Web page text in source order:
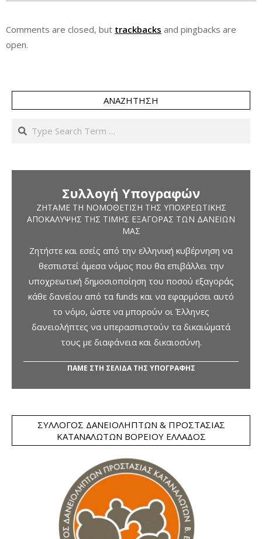
Comments are closed, but trackbacks and pingbacks are
open.
ΑΝΑΖΉΤΗΣΗ
Search
Συλλογή Υπογραφών
ΖΗΤΆΜΕ ΤΗ ΝΟΜΟΘΈΤΙΣΗ ΤΗΣ ΥΠΟΧΡΕΩΤΙΚΉΣ
ΑΠΟΚΆΛΥΨΗΣ ΤΗΣ ΤΙΜΉΣ ΕΞΑΓΟΡΆΣ ΤΩΝ ΔΑΝΕΊΩΝ
ΜΑΣ
Ζητήστε και εσείς από την ελληνική κυβέρνηση να
θεσπιστεί άμεσα νόμος που θα επιβάλλει την
υποχρεωτική δημοσιοποίηση του ποσού εξαγοράς
κάθε δανείου από τα funds και να εφαρμόσει αυτό
το νόμο, ώστε να μπορούν οι Έλληνες
δανειολήπτες να υπερασπιστούν τα δικαιώματά
τους με διαφάνεια και δικαιοσύνη.
ΠΑΜΕ ΣΤΗ ΣΕΛΙΔΑ ΤΗΣ ΥΠΟΓΡΑΦΗΣ
ΣΎΛΛΟΓΟΣ ΔΑΝΕΙΟΛΗΠΤΏΝ & ΠΡΟΣΤΑΣΊΑΣ
ΚΑΤΑΝΑΛΩΤΏΝ ΒΟΡΕΊΟΥ ΕΛΛΆΔΟΣ